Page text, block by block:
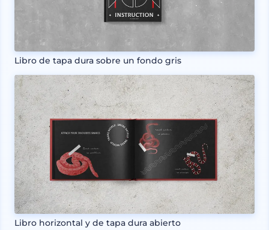
Libro de tapa dura sobre un fondo gris
Libro horizontal y de tapa dura abierto